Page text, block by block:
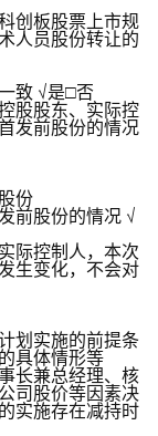
创板股票上市规
人员股份转让的
致 √是□否
股股东、实际控
发前股份的情况
份
前股份的情况 √
际控制人，本次
生变化，不会对
划实施的前提条
具体情形等
长兼总经理、核
司股价等因素决
实施存在减持时